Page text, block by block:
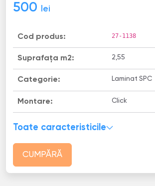
500 lei
Cod produs: 27-1138
Suprafața m2: 2,55
Categorie: Laminat SPC
Montare: Click
Toate caracteristicile
CUMPĂRĂ